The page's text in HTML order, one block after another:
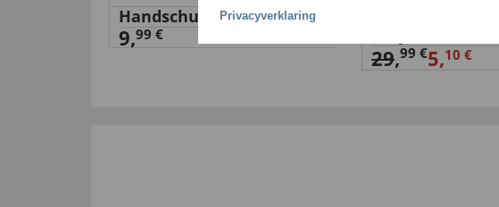
Handschuhe,Strick,Strass,schwa
9,99 €
29,99 €5,10 €
Privacyverklaring